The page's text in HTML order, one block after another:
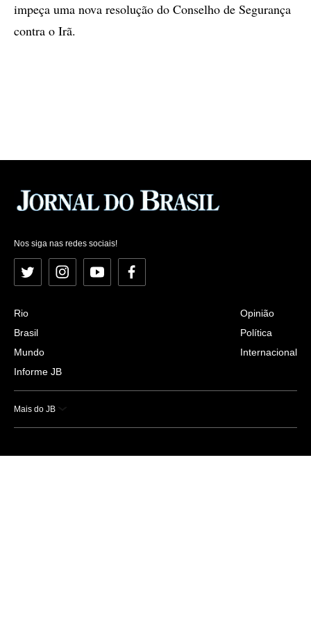
impeça uma nova resolução do Conselho de Segurança
contra o Irã.
Nos siga nas redes sociais!
Twitter InstagramYouTubeFacebook
Rio
Brasil
Mundo
Informe JB
Opinião
Política
Internacional
Mais do JB
Esportes